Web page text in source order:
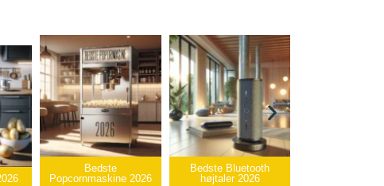
2026
Bedste Bluetooth
højtaler 2026
Bedste infrarøde
varmepude 2026